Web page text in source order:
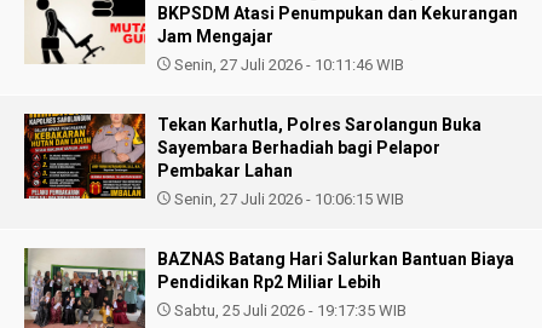
BKPSDM Atasi Penumpukan dan Kekurangan
Jam Mengajar
Senin, 27 Juli 2026 - 10:11:46 WIB
Tekan Karhutla, Polres Sarolangun Buka
Sayembara Berhadiah bagi Pelapor
Pembakar Lahan
Senin, 27 Juli 2026 - 10:06:15 WIB
BAZNAS Batang Hari Salurkan Bantuan Biaya
Pendidikan Rp2 Miliar Lebih
Sabtu, 25 Juli 2026 - 19:17:35 WIB